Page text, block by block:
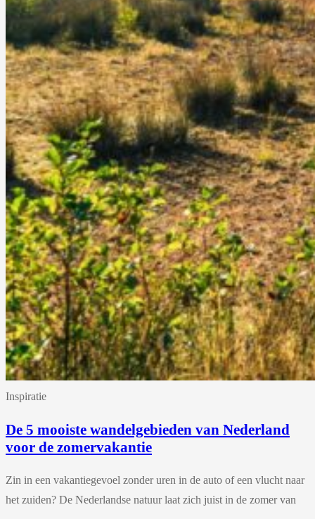
Inspiratie
De 5 mooiste wandelgebieden van Nederland
voor de zomervakantie
Zin in een vakantiegevoel zonder uren in de auto of een vlucht naar
het zuiden? De Nederlandse natuur laat zich juist in de zomer van